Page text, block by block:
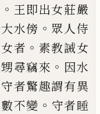
。 王即出女莊嚴
水傍 。 眾人侍
者 。 素教誡女
尋竊來 。 因水
守者驚趣謂有異
不變 。 守者睡